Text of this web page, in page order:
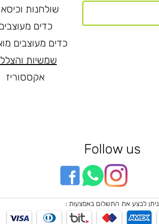
שולחנות
כדים
כדים מעוצבים
שמשיות
אקססוריז
Follow us
ניתן לבצע את התשלום באמצעות :